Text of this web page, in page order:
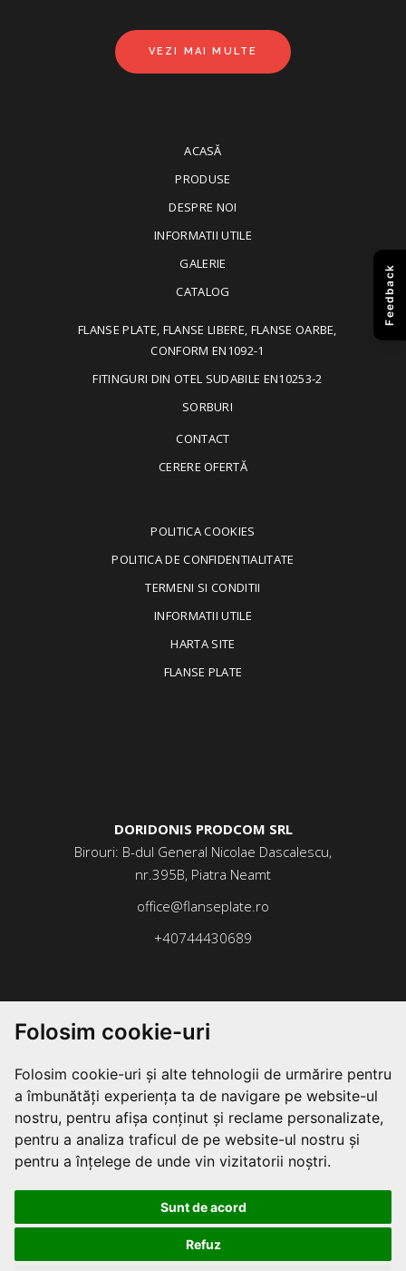
Folosim cookie-uri
Folosim cookie-uri și alte tehnologii de urmărire pentru
a îmbunătăți experiența ta de navigare pe website-ul
nostru, pentru afișa conținut și reclame personalizate,
pentru a analiza traficul de pe website-ul nostru și
pentru a înțelege de unde vin vizitatorii noștri.
Sunt de acord
Refuz
VEZI MAI MULTE
ACASĂ
PRODUSE
DESPRE NOI
INFORMATII UTILE
GALERIE
CATALOG
FLANSE PLATE, FLANSE LIBERE, FLANSE OARBE,
CONFORM EN1092-1
FITINGURI DIN OTEL SUDABILE EN10253-2
SORBURI
CONTACT
CERERE OFERTĂ
POLITICA COOKIES
POLITICA DE CONFIDENTIALITATE
TERMENI SI CONDITII
INFORMATII UTILE
HARTA SITE
FLANSE PLATE
DORIDONIS PRODCOM SRL
Birouri: B-dul General Nicolae Dascalescu,
nr.395B, Piatra Neamt
office@flanseplate.ro
+40744430689
Feedback